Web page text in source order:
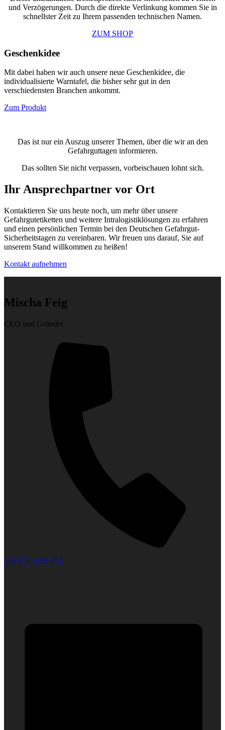
und Verzögerungen. Durch die direkte Verlinkung kommen Sie in
schnellster Zeit zu Ihrem passenden technischen Namen.
ZUM SHOP
Geschenkidee
Mit dabei haben wir auch unsere neue Geschenkidee, die
individualisierte Warntafel, die bisher sehr gut in den
verschiedensten Branchen ankommt.
Zum Produkt
Das ist nur ein Auszug unserer Themen, über die wir an den
Gefahrguttagen informieren.
Das sollten Sie nicht verpassen, vorbeischauen lohnt sich.
Ihr Ansprechpartner vor Ort
Kontaktieren Sie uns heute noch, um mehr über unsere
Gefahrgutetiketten und weitere Intralogistiklösungen zu erfahren
und einen persönlichen Termin bei den Deutschen Gefahrgut-
Sicherheitstagen zu vereinbaren. Wir freuen uns darauf, Sie auf
unserem Stand willkommen zu heißen!
Kontakt aufnehmen
Mischa Feig
CEO und Gründer
+49 174 3199 452